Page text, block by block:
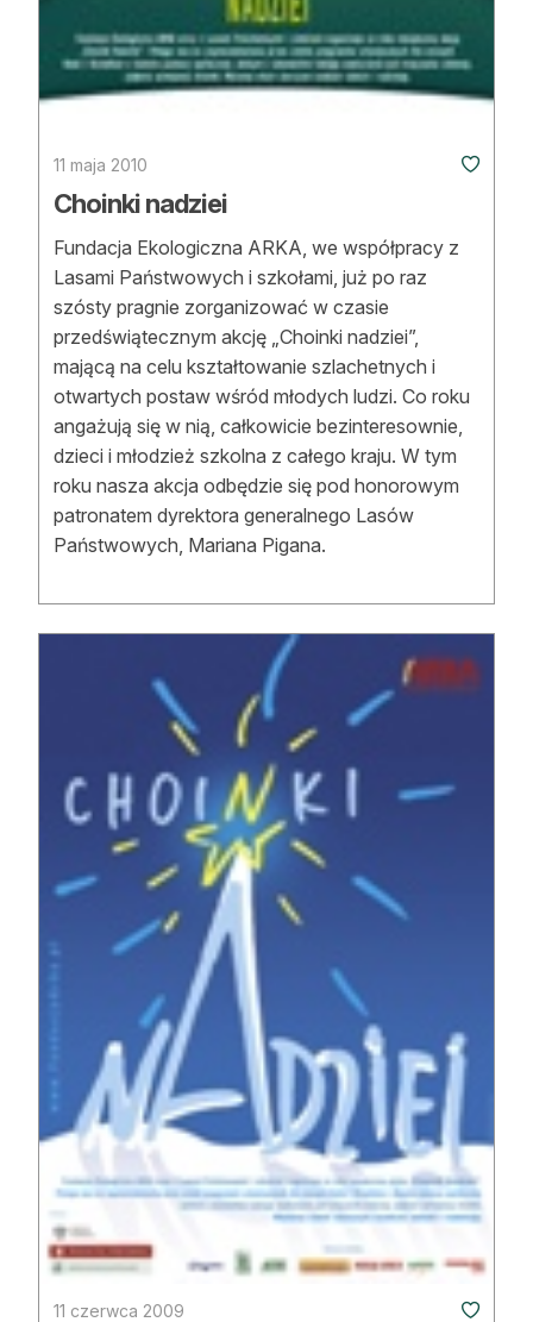
11 maja 2010
Choinki nadziei
Fundacja Ekologiczna ARKA, we współpracy z
Lasami Państwowych i szkołami, już po raz
szósty pragnie zorganizować w czasie
przedświątecznym akcję „Choinki nadziei”,
mającą na celu kształtowanie szlachetnych i
otwartych postaw wśród młodych ludzi. Co roku
angażują się w nią, całkowicie bezinteresownie,
dzieci i młodzież szkolna z całego kraju. W tym
roku nasza akcja odbędzie się pod honorowym
patronatem dyrektora generalnego Lasów
Państwowych, Mariana Pigana.
11 czerwca 2009